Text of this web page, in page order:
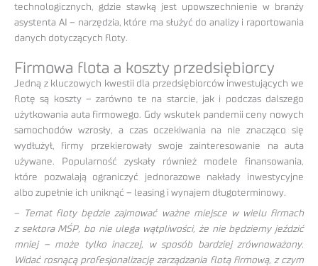
technologicznych, gdzie stawką jest upowszechnienie w branży
asystenta AI – narzędzia, które ma służyć do analizy i raportowania
danych dotyczących floty.
Firmowa flota a koszty przedsiębiorcy
Jedną z kluczowych kwestii dla przedsiębiorców inwestujących we
flotę są koszty – zarówno te na starcie, jak i podczas dalszego
użytkowania auta firmowego. Gdy wskutek pandemii ceny nowych
samochodów wzrosły, a czas oczekiwania na nie znacząco się
wydłużył, firmy przekierowały swoje zainteresowanie na auta
używane. Popularność zyskały również modele finansowania,
które pozwalają ograniczyć jednorazowe nakłady inwestycyjne
albo zupełnie ich uniknąć – leasing i wynajem długoterminowy.
–
Temat floty będzie zajmować ważne miejsce w wielu firmach
z sektora MŚP, bo nie ulega wątpliwości, że nie będziemy jeździć
mniej – może tylko inaczej, w sposób bardziej zrównoważony.
Widać rosnącą profesjonalizację zarządzania flotą firmową, z czym